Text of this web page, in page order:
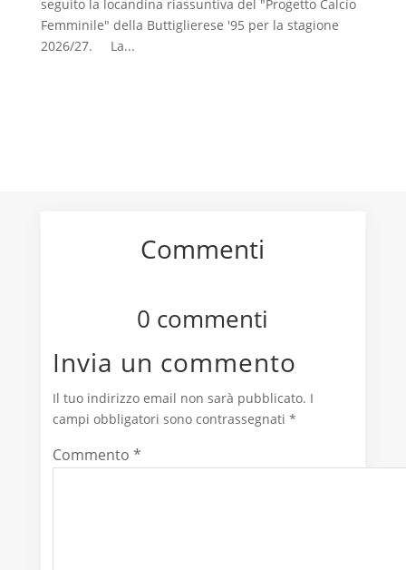
seguito la locandina riassuntiva del "Progetto Calcio
Femminile" della Buttiglierese '95 per la stagione
2026/27. La...
Commenti
0 commenti
Invia un commento
Il tuo indirizzo email non sarà pubblicato. I
campi obbligatori sono contrassegnati*
Commento*